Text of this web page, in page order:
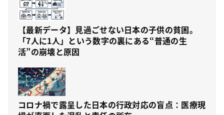
【最新データ】見過ごせない日本の子供の貧困。
「7人に1人」という数字の裏にある“普通の生
活”の崩壊と原因
コロナ禍で露呈した日本の行政対応の盲点：医療現